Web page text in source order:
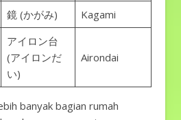
鏡 (かがみ) Kagami
アイロン台
(アイロンだ
い)
Airondai
banyak bagian rumah